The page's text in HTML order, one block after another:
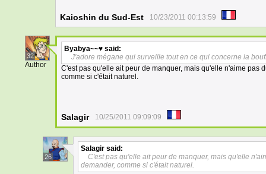
Kaioshin du Sud-Est 10/23/2011 00:13:59
32
Author
Byabya~~♥ said:
J'adore mégane qui surveille tout en ce qui concerne la
C'est pas qu'elle ait peur de manquer, mais qu'elle n'aime pas
comme si c'était naturel.
Salagir 10/25/2011 09:09:09
26
Salagir said:
C'est pas qu'elle ait peur de manquer, mais qu'elle
demander, comme si c'était naturel.